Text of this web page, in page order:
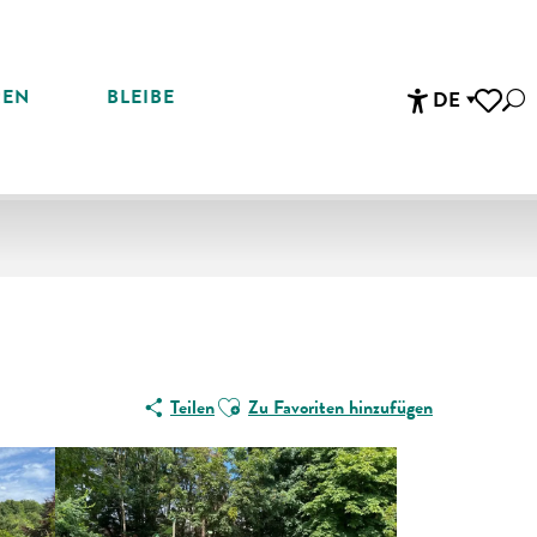
DE
BLEIBE
TeilenAjouter aux favoris
Zu Favoriten hinzufügen